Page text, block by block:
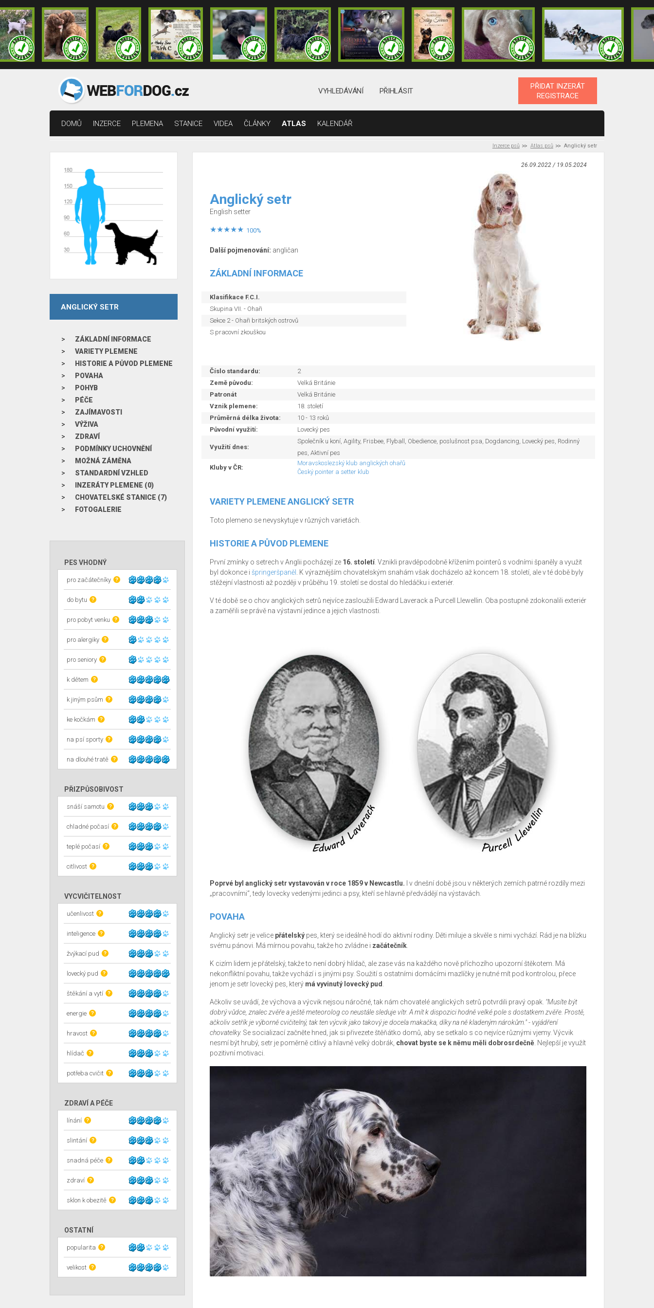
VYHLEDÁVÁNÍ PŘIHLÁSIT
PŘIDAT INZERÁT
REGISTRACE
DOMŮ INZERCE PLEMENA STANICE VIDEA ČLÁNKY ATLAS KALENDÁŘ
Inzerce psů Atlas psů Anglický setr
ANGLICKÝ SETR
ZÁKLADNÍ INFORMACE
VARIETY PLEMENE
HISTORIE A PŮVOD PLEMENE
POVAHA
POHYB
PÉČE
ZAJÍMAVOSTI
VÝŽIVA
ZDRAVÍ
PODMÍNKY UCHOVNĚNÍ
MOŽNÁ ZÁMĚNA
STANDARDNÍ VZHLED
INZERÁTY PLEMENE (0)
CHOVATELSKÉ STANICE (7)
FOTOGALERIE
PES VHODNÝ
pro začátečníky ?
do bytu ?
pro pobyt venku ?
pro alergiky ?
pro seniory ?
k dětem ?
k jiným psům ?
ke kočkám ?
na psí sporty ?
na dlouhé tratě ?
PŘIZPŮSOBIVOST
snáší samotu ?
chladné počasí ?
teplé počasí ?
citlivost ?
VYCVIČITELNOST
učenlivost ?
inteligence ?
žvýkací pud ?
lovecký pud ?
štěkání a vytí ?
energie ?
hravost ?
hlídač ?
potřeba cvičit ?
ZDRAVÍ A PÉČE
línání ?
slintání ?
snadná péče ?
zdraví ?
sklon k obezitě ?
OSTATNÍ
popularita ?
velikost ?
26.09.2022 / 19.05.2024
Anglický setr
English setter
100%
Další pojmenování: angličan
ZÁKLADNÍ INFORMACE
Klasifikace F.C.I.
Skupina VII. - Ohaři
Sekce 2 - Ohaři britských ostrovů
S pracovní zkouškou
Číslo standardu:
2
Země původu:
Velká Británie
Patronát
Velká Británie
Vznik plemene:
18. století
Průměrná délka života:
10 - 13 roků
Původní využití:
Lovecký pes
Využití dnes:
Společník u koní, Agility, Frisbee, Flyball, Obedience, poslušnost psa, Dogdancing, Lovecký pes, Rodinný
pes, Aktivní pes
Kluby v ČR:
Moravskoslezský klub anglických ohařů
Český pointer a setter klub
VARIETY PLEMENE ANGLICKÝ SETR
Toto plemeno se nevyskytuje v různých varietách.
HISTORIE A PŮVOD PLEMENE
První zmínky o setrech v Anglii pocházejí ze 16. století. Vznikli pravděpodobně křížením pointerů s vodními španěly a využit
byl dokonce i špringeršpaněl
. K výraznějším chovatelským snahám však docházelo až koncem 18. století, ale v té době byly
stěžejní vlastnosti až později v průběhu 19. století se dostal do hledáčku i exteriér.
V té době se o chov anglických setrů nejvíce zasloužili Edward Laverack a Purcell Llewellin. Oba postupně zdokonalili exteriér
a zaměřili se právě na výstavní jedince a jejich vlastnosti.
Poprvé byl anglický setr vystavován v roce 1859 v Newcastlu. I v dnešní době jsou v některých zemích patrné rozdíly mezi
„pracovními“, tedy lovecky vedenými jedinci a psy, kteří se hlavně předvádějí na výstavách.
POVAHA
Anglický setr je velice přátelskýpes, který se ideálně hodí do aktivní rodiny. Děti miluje a skvěle s nimi vychází. Rád je na blízku
svému pánovi. Má mírnou povahu, takže ho zvládne i začátečník.
K cizím lidem je přátelský, takže to není dobrý hlídač, ale zase vás na každého nově příchozího upozorní štěkotem. Má
nekonfliktní povahu, takže vychází i s jinými psy. Soužití s ostatními domácími mazlíčky je nutné mít pod kontrolou, přece
jenom je setr lovecký pes, který má vyvinutý lovecký pud
Ačkoliv se uvádí, že výchova a výcvik nejsou náročné, tak nám chovatelé anglických setrů potvrdili pravý opak. "Musíte být
dobrý vůdce, znalec zvěře a ještě meteorolog co neustále sleduje vítr. A mít k dispozici hodně velké pole s dostatkem zvěře. Prostě,
ačkoliv setřík je výborně cvičitelný, tak ten výcvik jako takový je docela makačka, díky na ně kladeným nárokům." - vyjádření
chovatelky. Se socializací začněte hned, jak si přivezete štěňátko domů, aby se setkalo s co nejvíce různými vjemy. Výcvik
nesmí být hrubý, setr je poměrně citlivý a hlavně velký dobrák, chovat byste se k němu měli dobrosrdečně. Nejlepší je využít
pozitivní motivaci.